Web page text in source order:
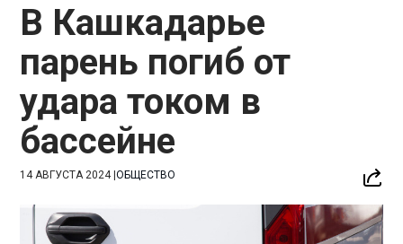
В Кашкадарье
парень погиб от
удара током в
бассейне
14 АВГУСТА 2024|ОБЩЕСТВО